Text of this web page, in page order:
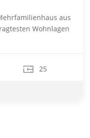
aus
Wohnlagen
25